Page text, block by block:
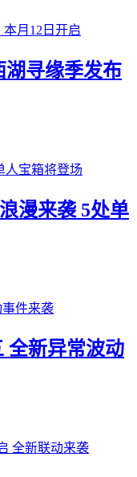
湖寻缘季发布
漫来袭 5处单
全新异常波动